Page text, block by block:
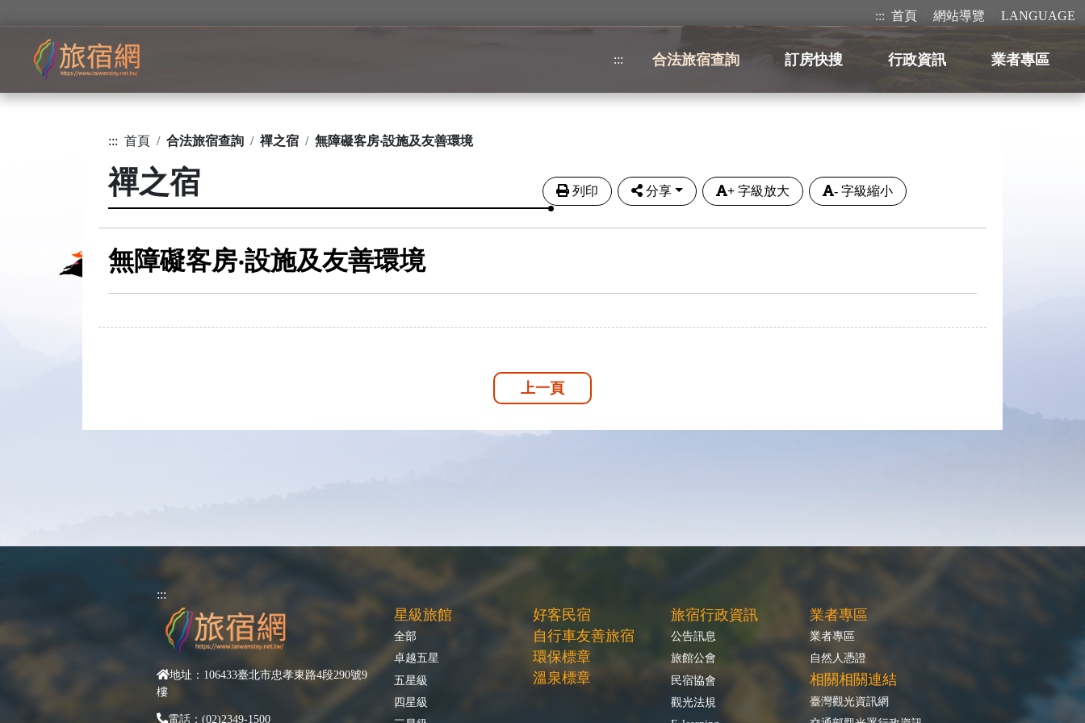
::: 首頁 網站導覽 LANGUAGE
::: 合法旅宿查詢 訂房快搜 行政資訊 業者專區
::: 首頁 合法旅宿查詢 禪之宿 無障礙客房‧設施及友善環境
禪之宿 列印 分享 + 字級放大 - 字級縮小
無障礙客房‧設施及友善環境
上一頁
:::
地址：106433臺北市忠孝東路4段290號9
樓
電話：(02)2349-1500
星級旅館
全部
卓越五星
五星級
四星級
好客民宿
自行車友善旅宿
環保標章
溫泉標章
旅宿行政資訊
公告訊息
旅館公會
民宿協會
觀光法規
業者專區
業者專區
自然人憑證
相關相關連結
臺灣觀光資訊網